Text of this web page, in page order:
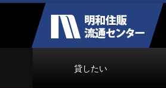
貸したい